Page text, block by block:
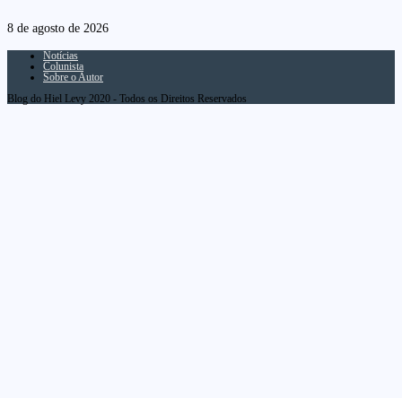
8 de agosto de 2026
Notícias
Colunista
Sobre o Autor
Blog do Hiel Levy 2020 - Todos os Direitos Reservados